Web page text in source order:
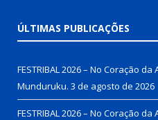
ÚLTIMAS PUBLICAÇÕES
FESTRIBAL 2026 – No Coração
Munduruku. 3 de agosto de 2026
FESTRIBAL 2026 – No Coração